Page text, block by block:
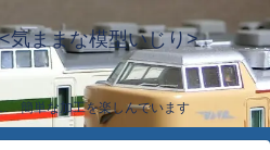
気ままな模型いじり>
簡単な加工を楽しんでいます